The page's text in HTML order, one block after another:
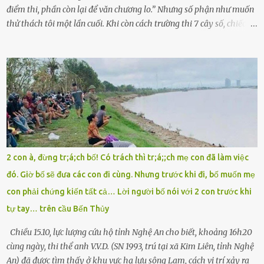
điểm thi, phần còn lại để văn chương lo.” Nhưng số phận như muốn
thử thách tôi một lần cuối. Khi còn cách trường thi 7 cây số, chiếc xe
sực nhớ – điện thoại đang sạc, sáng nay quên mang theo! Giữa con
đường thưa thớt người qua lại, tôi hoảng loạn vẫy tay xin đi nhờ. –
Chú ơi, cháu đi thi, xe hỏng rồi! Làm ơn cho cháu đi nhờ với! – Cô ơi,
giúp cháu với, cháu không có điện thoại… Người thì lắc đầu. Người
thì tăng ga tránh xa như né một kẻ lừa đảo. Tôi gào lên giữa đường
như một kẻ mất trí. Vô ích. 6h10. Còn hơn 30 phút nữa. Trong đầu
tôi chỉ có một lựa chọn duy nhất: chạy. Tôi quăng xe vào vệ đường,
rút tờ giấy báo dự thi nhét túi áo, đeo ba lô và chạy . Chạy miết.
Chạy không ngừng. Qua ngã...
2 con à, đừng tr;á;ch bố! Có trách thì tr;á;;ch mẹ con đã làm việc
đó. Giờ bố sẽ đưa các con đi cùng. Nhưng trước khi đi, bố muốn mẹ
con phải chứng kiến tất cả… Lời người bố nói với 2 con trước khi
tự tay… trên cầu Bến Thủy
Chiều 15.10, lực lượng cứu hộ tỉnh Nghệ An cho biết, khoảng 16h20
cùng ngày, thi thể anh V.V.D. (SN 1993, trú tại xã Kim Liên, tỉnh Nghệ
An) đã được tìm thấy ở khu vực hạ lưu sông Lam, cách vị trí xảy ra